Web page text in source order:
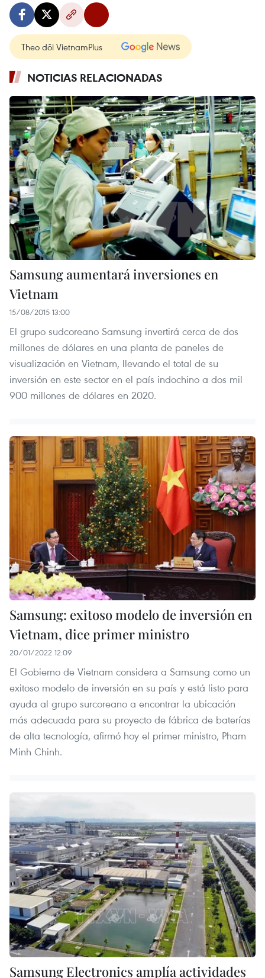
Theo dõi VietnamPlus
NOTICIAS RELACIONADAS
Samsung aumentará inversiones en
Vietnam
15/08/2015 13:00
El grupo sudcoreano Samsung invertirá cerca de dos
millones de dólares en una planta de paneles de
visualización en Vietnam, llevando el total de su
inversión en este sector en el país indochino a dos mil
900 millones de dólares en 2020.
Samsung: exitoso modelo de inversión en
Vietnam, dice primer ministro
20/01/2022 12:09
El Gobierno de Vietnam considera a Samsung como un
exitoso modelo de inversión en su país y está listo para
ayuda al grupo surcoreano a encontrar la ubicación
más adecuada para su proyecto de fábrica de baterías
de alta tecnología, afirmó hoy el primer ministro, Pham
Minh Chinh.
Samsung Electronics amplía actividades